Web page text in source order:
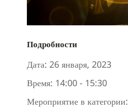
Подробности
Дата: 26 января, 2023
Время: 14:00 - 15:30
Мероприятие в категории: